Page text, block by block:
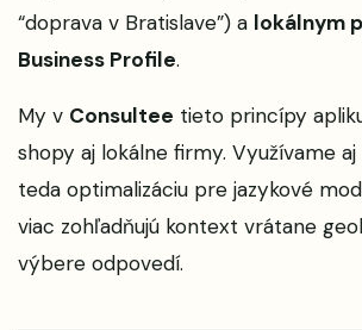
“doprava v Bratislave”) a lokálnym
Business Profile.
My v Consultee tieto princípy
shopy aj lokálne firmy. Využívame
teda optimalizáciu pre jazykové
viac zohľadňujú kontext vrátane
výbere odpovedí.